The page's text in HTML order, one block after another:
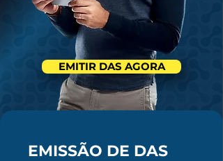
EMITIR DAS AGORA
EMISSÃO DE DAS